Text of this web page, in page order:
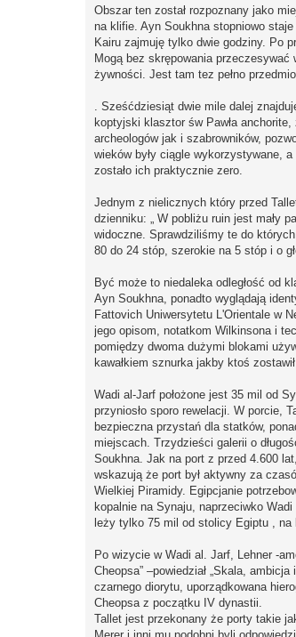
Obszar ten został rozpoznany jako
na klifie. Ayn Soukhna stopniowo
Kairu zajmuję tylko dwie godziny. Po
Mogą bez skrępowania
żywności. Jest tam tez pełno
. Sześćdziesiąt dwie mile dalej
koptyjski klasztor św Pawła
archeologów jak i szabrowników,
wieków były ciągle wykorzystywane,
zostało ich praktycznie zero.
Jednym z nielicznych który przed
dzienniku: „ W pobliżu ruin jest mały
widoczne. Sprawdziliśmy te do
80 do 24 stóp, szerokie na 5 stóp i o
Być może to niedaleka odległość od
Ayn Soukhna, ponadto wyglądają
Fattovich Uniwersytetu L'Orientale w
jego opisom, notatkom Wilkinsona i
pomiędzy dwoma dużymi blokami
kawałkiem sznurka jakby ktoś
Wadi al-Jarf położone jest 35 mil od
przyniosło sporo rewelacji. W porcie,
bezpieczna przystań dla statków,
miejscach. Trzydzieści galerii o
Soukhna. Jak na port z przed 4.600
wskazują że port był aktywny za
Wielkiej Piramidy. Egipcjanie
kopalnie na Synaju, naprzeciwko
leży tylko 75 mil od stolicy Egiptu ,
Po wizycie w Wadi al. Jarf, Lehner -
Cheopsa” –powiedział „Skala,
czarnego diorytu, uporządkowana
Cheopsa z początku IV dynastii.
Tallet jest przekonany że porty takie